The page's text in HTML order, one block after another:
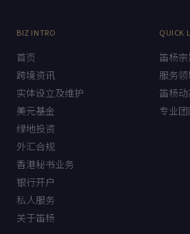
首页
跨境资讯
实体设立及维护
美元基金
绿地投资
外汇合规
香港秘书业务
银行开户
私人服务
笛杨宗
服务领
笛杨动